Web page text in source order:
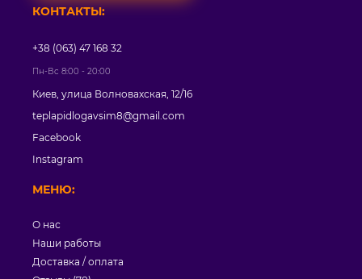
МЕНЮ:
О нас
Наши работы
Доставка / оплата
КОНТАКТЫ:
+38 (063) 47 168 32
Пн-Вс 8:00 - 20:00
Киев, улица Волновахская, 12/16
teplapidlogavsim8@gmail.com
Facebook
Instagram